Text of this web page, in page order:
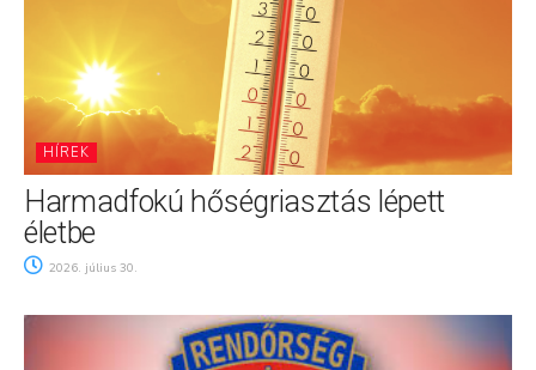
HÍREK
Harmadfokú hőségriasztás lépett
életbe
2026. július 30.